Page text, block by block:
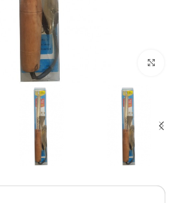
برای بزرگنمایی کلیک کنید